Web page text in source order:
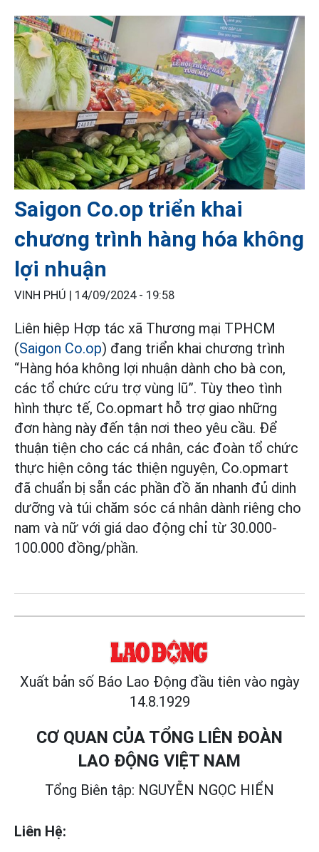
Saigon Co.op triển khai
chương trình hàng hóa không
lợi nhuận
VINH PHÚ | 14/09/2024 - 19:58
Liên hiệp Hợp tác xã Thương mại TPHCM
(Saigon Co.op) đang triển khai chương trình
“Hàng hóa không lợi nhuận dành cho bà con,
các tổ chức cứu trợ vùng lũ”. Tùy theo tình
hình thực tế, Co.opmart hỗ trợ giao những
đơn hàng này đến tận nơi theo yêu cầu. Để
thuận tiện cho các cá nhân, các đoàn tổ chức
thực hiện công tác thiện nguyện, Co.opmart
đã chuẩn bị sẵn các phần đồ ăn nhanh đủ dinh
dưỡng và túi chăm sóc cá nhân dành riêng cho
nam và nữ với giá dao động chỉ từ 30.000-
100.000 đồng/phần.
Xuất bản số Báo Lao Động đầu tiên vào ngày
14.8.1929
CƠ QUAN CỦA TỔNG LIÊN ĐOÀN
LAO ĐỘNG VIỆT NAM
Tổng Biên tập: NGUYỄN NGỌC HIỂN
Liên Hệ: